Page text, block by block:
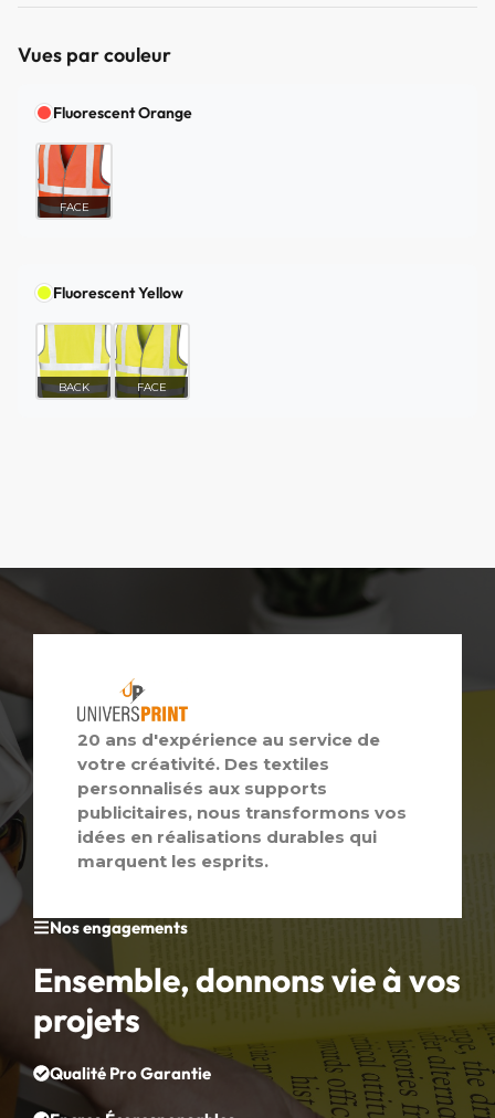
Vues par couleur
Fluorescent Orange
FACE
Fluorescent Yellow
BACK FACE
Nos engagements
Ensemble, donnons vie à vos
projets
Qualité Pro Garantie
20 ans d'expérience au service de
votre créativité. Des textiles
personnalisés aux supports
publicitaires, nous transformons vos
idées en réalisations durables qui
marquent les esprits.